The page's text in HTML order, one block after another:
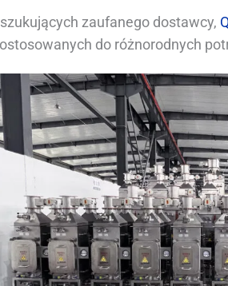
zaufanego dostawcy,
do różnorodnych